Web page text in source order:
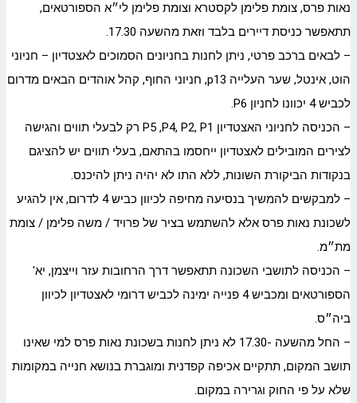
נאות פרס, צומת פלימן לקסטרא וצומת פלימן לי״א הספורטאים,
תתאפשר כניסת דיירים בלבד וזאת מהשעה 17.30.
– לבאים ברכב פרטי, ניתן לחנות בחניונים הסמוכים לאצטדיון – חניוני
הוט, אינטל, שער העלייה p13, חניוני החוף, קהל אוהדים הבאים מדרום
לכביש 4 יכוונו לחניון P6.
– הכניסה לחניוני האצטדיון P5 ,P4, P2, P1 רק לבעלי תווים והגישה
לצירים המובילים לאצטדיון ייחסמו בהתאם, בעלי תווים יש להציגם
בנקודות הביקורת השונות, ללא התו לא יהיה ניתן להיכנס.
– למבקשים להמשיך בנסיעה מחיפה לכיוון כביש 4 לדרום, אין להגיע
לשכונת נאות פרס אלא להשתמש בציר של פרויד / משה פלימן / צומת
מת״מ.
– הכניסה לתושבי השכונה תתאפשר דרך הרחובות עזר וייצמן, יא'
הספורטאים ומכביש 4 פנייה ימינה לכביש דרומי לאצטדיון לכיוון
ביה״ס.
– החל מהשעה -17.30 לא ניתן לחנות בשכונת נאות פרס למי שאינו
תושב המקום, תתקיים אכיפה קפדנית ומוגברת בנושא חנייה במקומות
שלא על פי החוק וגרירה במקום.